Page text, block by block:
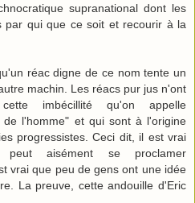
supranational dont les
par qui que ce soit et recourir à la
réac digne de ce nom tente un
machin. Les réacs pur jus n'ont
imbécillité qu'on appelle
de l'homme" et qui sont à l'origine
progressistes. Ceci dit, il est vrai
aisément se proclamer
vrai que peu de gens ont une idée
La preuve, cette andouille d'Eric